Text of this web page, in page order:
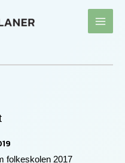
folkeskolen 2017